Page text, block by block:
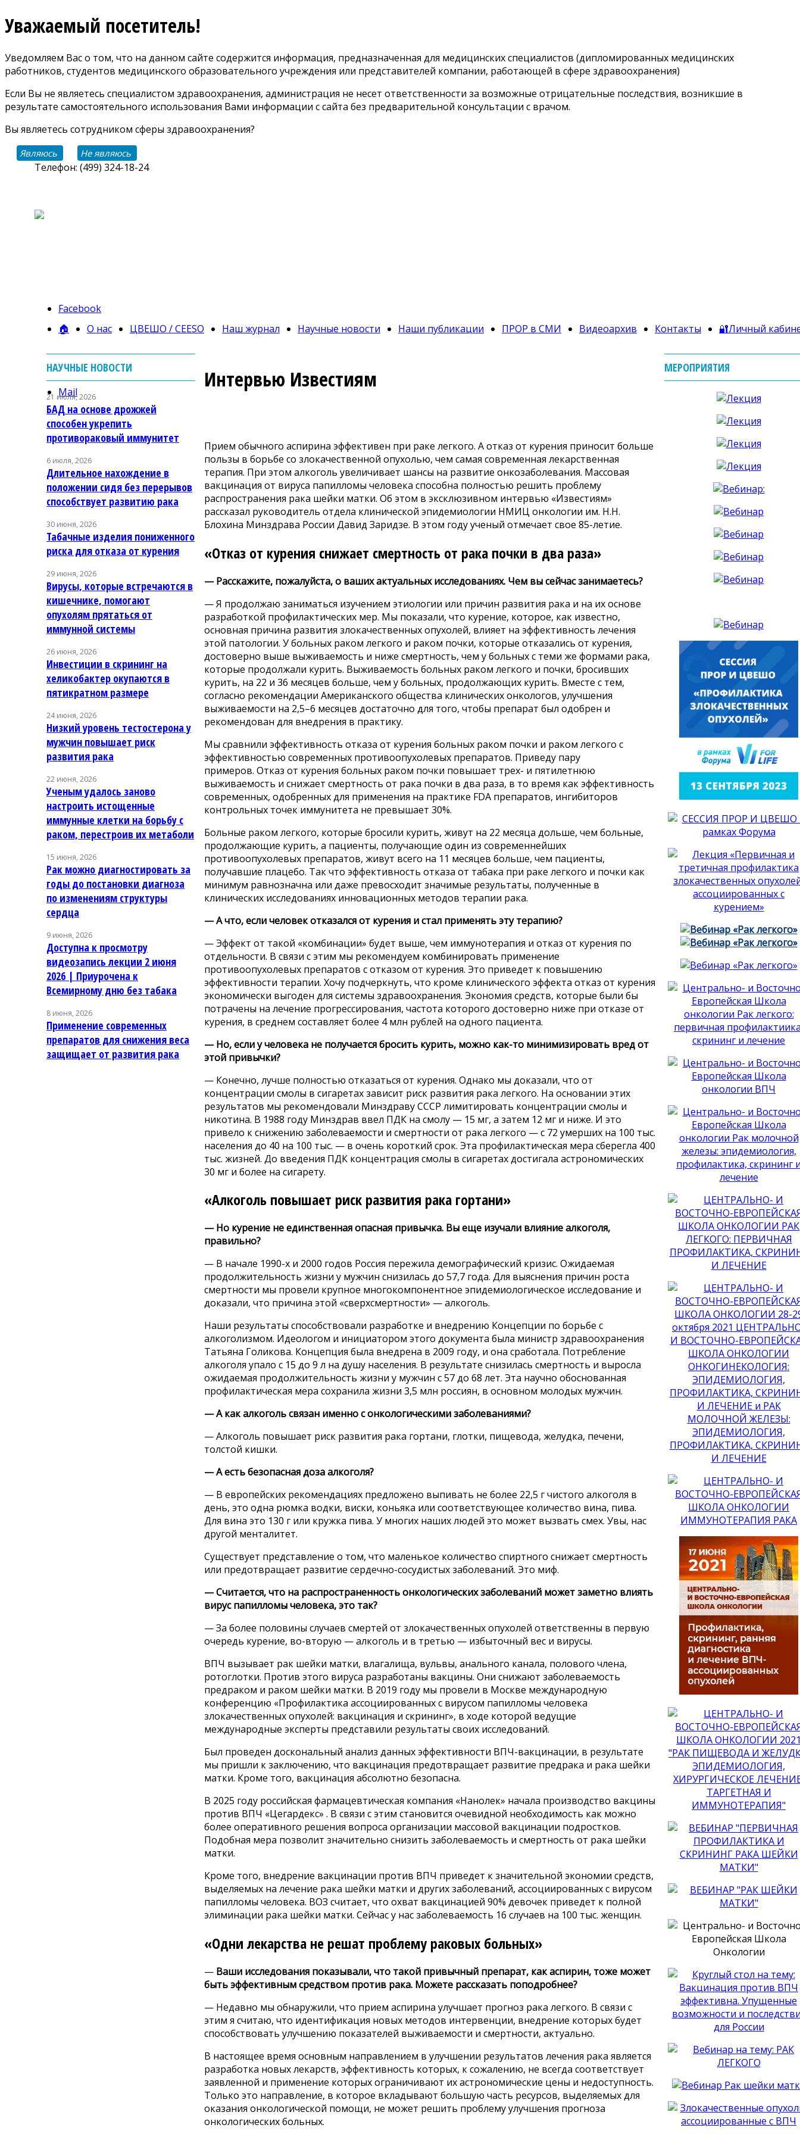
Уважаемый посетитель!
Уведомляем Вас о том, что на данном сайте содержится информация, предназначенная для медицинских специалистов (дипломированных медицинских
работников, студентов медицинского образовательного учреждения или представителей компании, работающей в сфере здравоохранения)
Если Вы не являетесь специалистом здравоохранения, администрация не несет ответственности за возможные отрицательные последствия, возникшие в
результате самостоятельного использования Вами информации с сайта без предварительной консультации с врачом.
Вы являетесь сотрудником сферы здравоохранения?
Являюсь Не являюсь
Телефон: (499) 324-18-24
Facebook
Mail
🏠 О нас ЦВЕШО / CEESO Наш журнал Научные новости Наши публикации ПРОР в СМИ Видеоархив Контакты 🔐Личный
Интервью Известиям
Прием обычного аспирина эффективен при раке легкого. А отказ от курения приносит больше
пользы в борьбе со злокачественной опухолью, чем самая современная лекарственная
терапия. При этом алкоголь увеличивает шансы на развитие онкозаболевания. Массовая
вакцинация от вируса папилломы человека способна полностью решить проблему
распространения рака шейки матки. Об этом в эксклюзивном интервью «Известиям»
рассказал руководитель отдела клинической эпидемиологии НМИЦ онкологии им. Н.Н.
Блохина Минздрава России Давид Заридзе. В этом году ученый отмечает свое 85-летие.
«Отказ от курения снижает смертность от рака почки в два раза»
— Расскажите, пожалуйста, о ваших актуальных исследованиях. Чем вы сейчас занимаетесь?
— Я продолжаю заниматься изучением этиологии или причин развития рака и на их основе
разработкой профилактических мер. Мы показали, что курение, которое, как известно,
основная причина развития злокачественных опухолей, влияет на эффективность лечения
этой патологии. У больных раком легкого и раком почки, которые отказались от курения,
достоверно выше выживаемость и ниже смертность, чем у больных с теми же формами рака,
которые продолжали курить. Выживаемость больных раком легкого и почки, бросивших
курить, на 22 и 36 месяцев больше, чем у больных, продолжающих курить. Вместе с тем,
согласно рекомендации Американского общества клинических онкологов, улучшения
выживаемости на 2,5–6 месяцев достаточно для того, чтобы препарат был одобрен и
рекомендован для внедрения в практику.
Мы сравнили эффективность отказа от курения больных раком почки и раком легкого с
эффективностью современных противоопухолевых препаратов. Приведу пару
примеров. Отказ от курения больных раком почки повышает трех- и пятилетнюю
выживаемость и снижает смертность от рака почки в два раза, в то время как эффективность
современных, одобренных для применения на практике FDA препаратов, ингибиторов
контрольных точек иммунитета не превышает 30%.
Больные раком легкого, которые бросили курить, живут на 22 месяца дольше, чем больные,
продолжающие курить, а пациенты, получающие один из современнейших
противоопухолевых препаратов, живут всего на 11 месяцев больше, чем пациенты,
получавшие плацебо. Так что эффективность отказа от табака при раке легкого и почки как
минимум равнозначна или даже превосходит значимые результаты, полученные в
клинических исследованиях инновационных методов терапии рака.
— А что, если человек отказался от курения и стал применять эту терапию?
— Эффект от такой «комбинации» будет выше, чем иммунотерапия и отказ от курения по
отдельности. В связи с этим мы рекомендуем комбинировать применение
противоопухолевых препаратов с отказом от курения. Это приведет к повышению
эффективности терапии. Хочу подчеркнуть, что кроме клинического эффекта отказ от курения
экономически выгоден для системы здравоохранения. Экономия средств, которые были бы
потрачены на лечение прогрессирования, частота которого достоверно ниже при отказе от
курения, в среднем составляет более 4 млн рублей на одного пациента.
— Но, если у человека не получается бросить курить, можно как-то минимизировать вред от
этой привычки?
— Конечно, лучше полностью отказаться от курения. Однако мы дoказали, что от
концентрации смолы в сигаретах зависит риск развития рака легкого. На основании этих
результатов мы рекомендовали Минздраву СССР лимитировать концентрации смолы и
никотина. В 1988 году Минздрав ввел ПДК на смолу — 15 мг, а затем 12 мг и ниже. И это
привело к снижению заболеваемости и смертности от рака легкого — с 72 умерших на 100 тыс.
населения до 40 на 100 тыс. — в очень короткий срок. Эта профилактическая мера сберегла 400
тыс. жизней. До введения ПДК концентрация смолы в сигаретах достигала астрономических
30 мг и более на сигарету.
«Алкоголь повышает риск развития рака гортани»
— Но курение не единственная опасная привычка. Вы еще изучали влияние алкоголя,
правильно?
— В начале 1990-х и 2000 годов Россия пережила демографический кризис. Ожидаемая
продолжительность жизни у мужчин снизилась до 57,7 года. Для выяснения причин роста
смертности мы провели крупное многокомпонентное эпидемиологическое исследование и
доказали, что причина этой «сверхсмертности» — алкоголь.
Наши результаты способствовали разработке и внедрению Концепции по борьбе с
алкоголизмом. Идеологом и инициатором этого документа была министр здравоохранения
Татьяна Голикова. Концепция была внедрена в 2009 году, и она сработала. Потребление
алкоголя упало с 15 до 9 л на душу населения. В результате снизилась смертность и выросла
ожидаемая продолжительность жизни у мужчин с 57 до 68 лет. Эта научно обоснованная
профилактическая мера сохранила жизни 3,5 млн россиян, в основном молодых мужчин.
— А как алкоголь связан именно с онкологическими заболеваниями?
— Алкоголь повышает риск развития рака гортани, глотки, пищевода, желудка, печени,
толстой кишки.
— А есть безопасная доза алкоголя?
— В европейских рекомендациях предложено выпивать не более 22,5 г чистого алкоголя в
день, это одна рюмка водки, виски, коньяка или соответствующее количество вина, пива.
Для вина это 130 г или кружка пива. У многих наших людей это может вызвать смех. Увы, нас
другой менталитет.
Существует представление о том, что маленькое количество спиртного снижает смертность
или предотвращает развитие сердечно-сосудистых заболеваний. Это миф.
— Считается, что на распространенность онкологических заболеваний может заметно влиять
вирус папилломы человека, это так?
— За более половины случаев смертей от злокачественных опухолей ответственны в первую
очередь курение, во-вторую — алкоголь и в третью — избыточный вес и вирусы.
ВПЧ вызывает рак шейки матки, влагалища, вульвы, анального канала, полового члена,
ротоглотки. Против этого вируса разработаны вакцины. Они снижают заболеваемость
предраком и раком шейки матки. В 2019 году мы провели в Москве международную
конференцию «Профилактика ассоциированных с вирусом папилломы человека
злокачественных опухолей: вакцинация и скрининг», в ходе которой ведущие
международные эксперты представили результаты своих исследований.
Был проведен доскональный анализ данных эффективности ВПЧ-вакцинации, в результате
мы пришли к заключению, что вакцинация предотвращает развитие предрака и рака шейки
матки. Кроме того, вакцинация абсолютно безопасна.
В 2025 году российская фармацевтическая компания «Нанолек» начала производство вакцины
против ВПЧ «Цегардекс» . В связи с этим становится очевидной необходимость как можно
более оперативного решения вопроса организации массовой вакцинации подростков.
Подобная мера позволит значительно снизить заболеваемость и смертность от рака шейки
матки.
Кроме того, внедрение вакцинации против ВПЧ приведет к значительной экономии средств,
выделяемых на лечение рака шейки матки и других заболеваний, ассоциированных с вирусом
папилломы человека. ВОЗ считает, что охват вакцинацией 90% девочек приведет к полной
элиминации рака шейки матки. Сейчас у нас заболеваемость 16 случаев на 100 тыс. женщин.
«Одни лекарства не решат проблему раковых больных»
— Ваши исследования показывали, что такой привычный препарат, как аспирин, тоже может
быть эффективным средством против рака. Можете рассказать поподробнее?
— Недавно мы обнаружили, что прием аспирина улучшает прогноз рака легкого. В связи с
этим я считаю, что идентификация новых методов интервенции, внедрение которых будет
способствовать улучшению показателей выживаемости и смертности, актуально.
В настоящее время основным направлением в улучшении результатов лечения рака является
разработка новых лекарств, эффективность которых, к сожалению, не всегда соответствует
заявленной и применение которых ограничивают их астрономические цены и недоступность.
Только это направление, в которое вкладывают большую часть ресурсов, выделяемых для
оказания онкологической помощи, не может решить проблему улучшения прогноза
онкологических больных.
НАУЧНЫЕ НОВОСТИ
21 июля, 2026
БАД на основе дрожжей
способен укрепить
противораковый иммунитет
6 июля, 2026
Длительное нахождение в
положении сидя без перерывов
способствует развитию рака
30 июня, 2026
Табачные изделия пониженного
риска для отказа от курения
29 июня, 2026
Вирусы, которые встречаются в
кишечнике, помогают
опухолям прятаться от
иммунной системы
26 июня, 2026
Инвестиции в скрининг на
хеликобактер окупаются в
пятикратном размере
24 июня, 2026
Низкий уровень тестостерона у
мужчин повышает риск
развития рака
22 июня, 2026
Ученым удалось заново
настроить истощенные
иммунные клетки на борьбу с
раком, перестроив их метаболи
15 июня, 2026
Рак можно диагностировать за
годы до постановки диагноза
по изменениям структуры
сердца
9 июня, 2026
Доступна к просмотру
видеозапись лекции 2 июня
2026 | Приурочена к
Всемирному дню без табака
8 июня, 2026
Применение современных
препаратов для снижения веса
защищает от развития рака
МЕРОПРИЯТИЯ